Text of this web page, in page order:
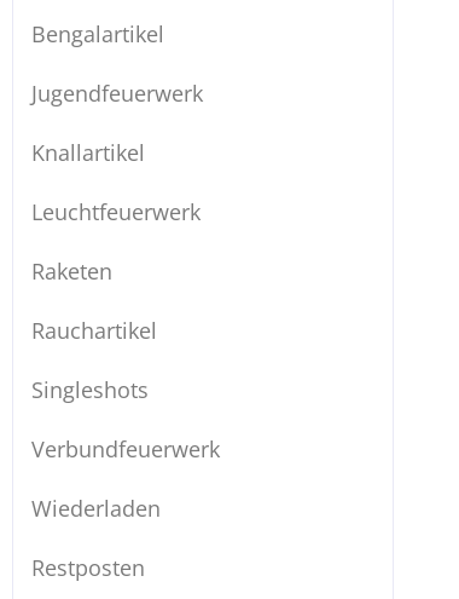
Bengalartikel
Jugendfeuerwerk
Knallartikel
Leuchtfeuerwerk
Raketen
Rauchartikel
Singleshots
Verbundfeuerwerk
Wiederladen
Restposten